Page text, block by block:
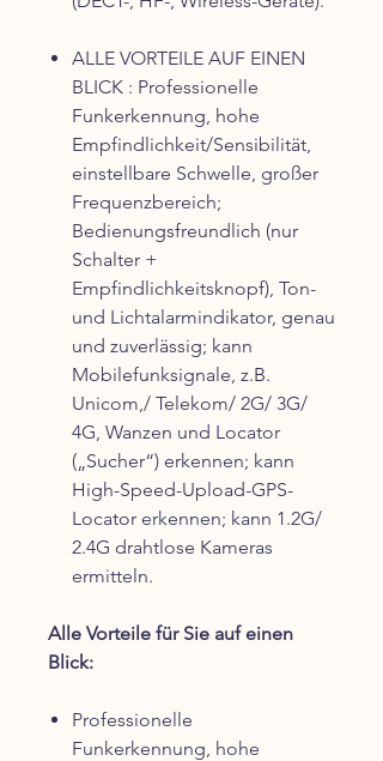
ALLE VORTEILE AUF EINEN
BLICK : Professionelle
Funkerkennung, hohe
Empfindlichkeit/Sensibilität,
einstellbare Schwelle, großer
Frequenzbereich;
Bedienungsfreundlich (nur
Schalter +
Empfindlichkeitsknopf), Ton-
und Lichtalarmindikator, genau
und zuverlässig; kann
Mobilefunksignale, z.B.
Unicom,/ Telekom/ 2G/ 3G/
4G, Wanzen und Locator
(„Sucher“) erkennen; kann
High-Speed-Upload-GPS-
Locator erkennen; kann 1.2G/
2.4G drahtlose Kameras
ermitteln.
Alle Vorteile für Sie auf einen
Blick:
Professionelle
Funkerkennung, hohe